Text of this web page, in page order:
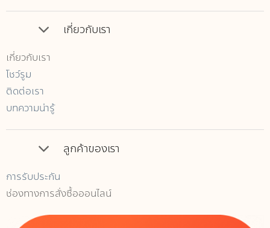
เกี่ยวกับเรา
เกี่ยวกับเรา
โชว์รูม
ติดต่อเรา
บทความน่ารู้
ลูกค้าของเรา
การรับประกัน
ช่องทางการสั่งซื้อออนไลน์